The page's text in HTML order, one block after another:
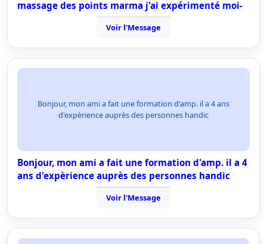
massage des points marma j'ai expérimenté moi-
Voir l'Message
Bonjour, mon ami a fait une formation d'amp. il a 4 ans
d'expèrience auprès des personnes handic
Bonjour, mon ami a fait une formation d'amp. il a 4
ans d'expèrience auprès des personnes handic
Voir l'Message